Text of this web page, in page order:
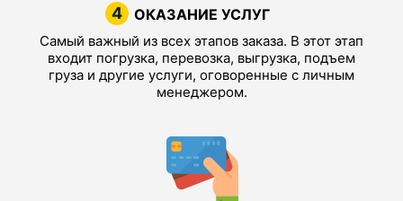
4 ОКАЗАНИЕ УСЛУГ
Самый важный из всех этапов заказа. В этот этап
входит погрузка, перевозка, выгрузка, подъем
груза и другие услуги, оговоренные с личным
менеджером.